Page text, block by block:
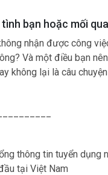
bạn hoặc mối
nhận được công
Và một điều bạn
không lại là câu
thông tin tuyển dụng
tại Việt Nam